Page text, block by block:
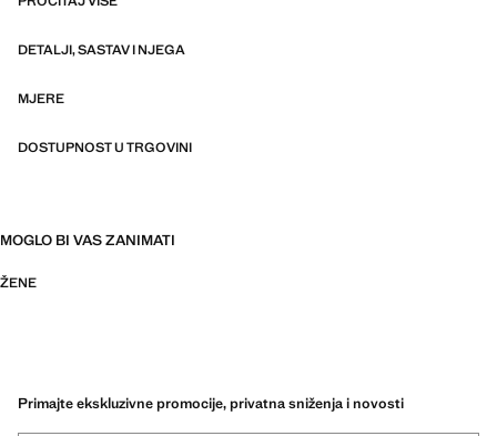
potpetice. 9,5 cm potpetica. Remenčić s kopčom. Unutarnja podstava.
mogu se zamijeniti ili vratiti u roku od 14 dana od datuma slanja
Capsule: limited edition kolekcija odjevnih predmeta, izrađenih od
postigla najbolja završna obrada. Ova ekskluzivna kolekcija dizajnirana
DETALJI, SASTAV I NJEGA
MJERE
DOSTUPNOST U TRGOVINI
MOGLO BI VAS ZANIMATI
ŽENE
Primajte ekskluzivne promocije, privatna sniženja i novosti